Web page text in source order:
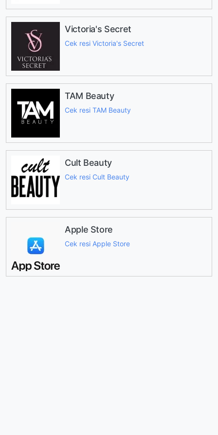
Victoria's Secret
Cek resi Victoria's Secret
TAM Beauty
Cek resi TAM Beauty
Cult Beauty
Cek resi Cult Beauty
Apple Store
Cek resi Apple Store